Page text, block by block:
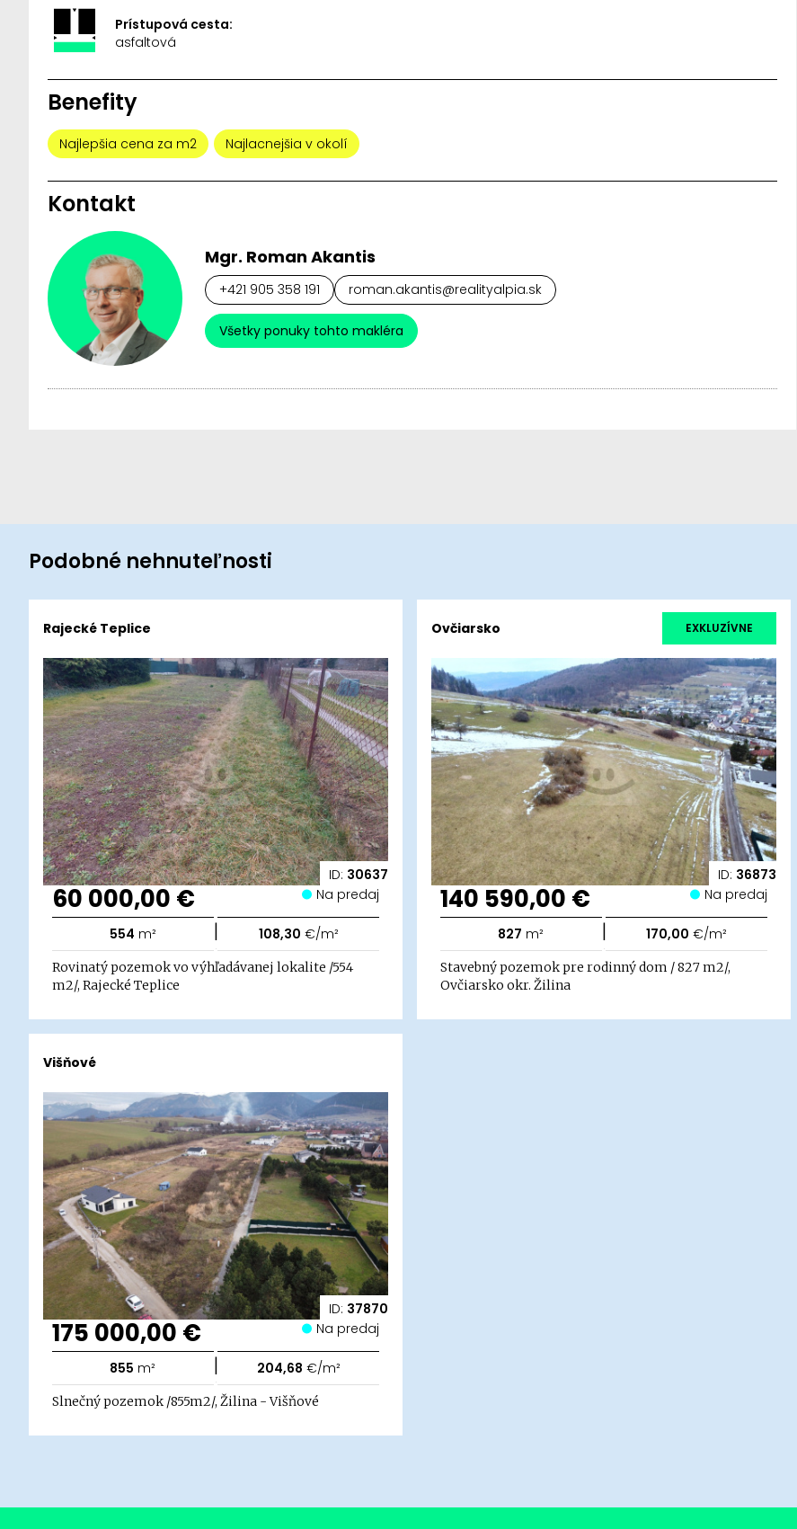
Prístupová cesta:
asfaltová
Benefity
Najlepšia cena za m2 Najlacnejšia v okolí
Kontakt
Mgr. Roman Akantis
+421 905 358 191 roman.akantis@realityalpia.sk
Všetky ponuky tohto makléra
Podobné nehnuteľnosti
ID: 30637
Rajecké Teplice
60 000,00 € Na predaj
554 m² | 108,30 €/m²
Rovinatý pozemok vo výhľadávanej lokalite /554
m2/, Rajecké Teplice
ID: 36873
Ovčiarsko EXKLUZÍVNE
140 590,00 € Na predaj
827 m² | 170,00 €/m²
Stavebný pozemok pre rodinný dom / 827 m2/,
Ovčiarsko okr. Žilina
ID: 37870
Višňové
175 000,00 € Na predaj
855 m² | 204,68 €/m²
Slnečný pozemok /855m2/, Žilina - Višňové